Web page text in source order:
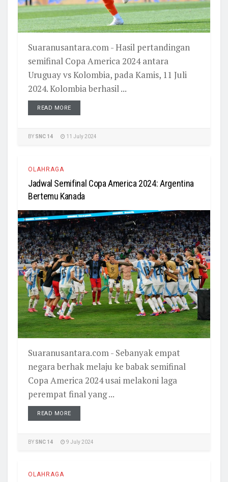
Suaranusantara.com - Hasil pertandingan
semifinal Copa America 2024 antara
Uruguay vs Kolombia, pada Kamis, 11 Juli
2024. Kolombia berhasil ...
READ MORE
BY SNC 14 11 July 2024
OLAHRAGA
Jadwal Semifinal Copa America 2024: Argentina
Bertemu Kanada
Suaranusantara.com - Sebanyak empat
negara berhak melaju ke babak semifinal
Copa America 2024 usai melakoni laga
perempat final yang ...
READ MORE
BY SNC 14 9 July 2024
OLAHRAGA